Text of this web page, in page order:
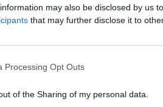
may also be disclosed by us
that may further disclose it to
Processing Opt Outs
of the Sharing of my personal data.
prvního bloku JE
okamžiku začala
Došlo k faktickému
potvrdil dnes